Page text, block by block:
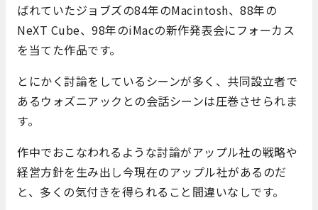
ばれていたジョブズの84年のMacintosh、88年の
NeXT Cube、98年のiMacの新作発表会にフォーカス
を当てた作品です。
とにかく討論をしているシーンが多く、共同設立者で
あるウォズニアックとの会話シーンは圧巻させられま
す。
作中でおこなわれるような討論がアップル社の戦略や
経営方針を生み出し今現在のアップル社があるのだ
と、多くの気付きを得られること間違いなしです。